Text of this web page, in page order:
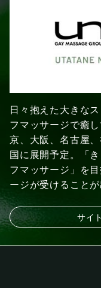
日々抱えた大きな
フマッサージで癒
京、大阪、名古屋
国に展開予定。「
フマッサージ」を
ージが受けること
サイ